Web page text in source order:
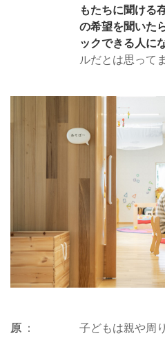
もたちに聞ける
の希望を聞いた
ックできる人に
ルだとは思って
原
子どもは親や周